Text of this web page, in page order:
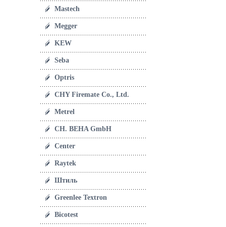
Mastech
Megger
KEW
Seba
Optris
CHY Firemate Co., Ltd.
Metrel
CH. BEHA GmbH
Center
Raytek
Штиль
Greenlee Textron
Bicotest